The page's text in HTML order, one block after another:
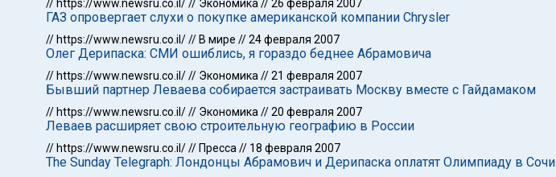
// https://www.newsru.co.il/// Экономика //26 февраля 2007
ГАЗ опровергает слухи о покупке американской компании Chrysler
// https://www.newsru.co.il/// В мире //24 февраля 2007
Олег Дерипаска: СМИ ошиблись, я гораздо беднее Абрамовича
// https://www.newsru.co.il/// Экономика //21 февраля 2007
Бывший партнер Леваева собирается застраивать Москву вместе с Гайдамаком
// https://www.newsru.co.il/// Экономика //20 февраля 2007
Леваев расширяет свою строительную географию в России
// https://www.newsru.co.il/// Пресса // 18 февраля 2007
The Sunday Telegraph: Лондонцы Абрамович и Дерипаска оплатят Олимпиаду в Сочи